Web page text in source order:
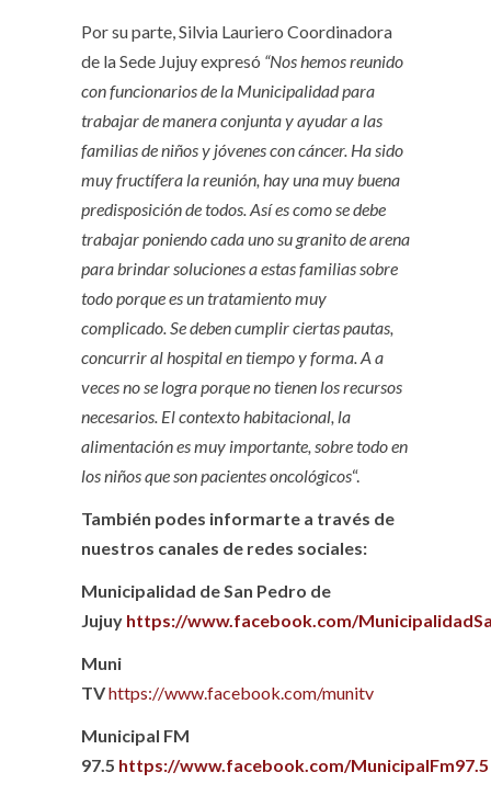
Por su parte, Silvia Lauriero Coordinadora
de la Sede Jujuy expresó “Nos hemos reunido
con funcionarios de la Municipalidad para
trabajar de manera conjunta y ayudar a las
familias de niños y jóvenes con cáncer. Ha sido
muy fructífera la reunión, hay una muy buena
predisposición de todos. Así es como se debe
trabajar poniendo cada uno su granito de arena
para brindar soluciones a estas familias sobre
todo porque es un tratamiento muy
complicado. Se deben cumplir ciertas pautas,
concurrir al hospital en tiempo y forma. A a
veces no se logra porque no tienen los recursos
necesarios. El contexto habitacional, la
alimentación es muy importante, sobre todo en
los niños que son pacientes oncológicos“.
También podes informarte a través de
nuestros canales de redes sociales:
Municipalidad de San Pedro de
Jujuy https://www.facebook.com/
Muni
TVhttps://www.facebook.com/munitv
Municipal FM
97.5 https://www.facebook.com/MunicipalFm97.5